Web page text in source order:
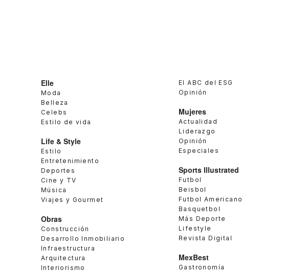
Elle
Moda
Belleza
Celebs
Estilo de vida
Life & Style
Estilo
Entretenimiento
Deportes
Cine y TV
Música
Viajes y Gourmet
Obras
Construcción
Desarrollo Inmobiliario
Infraestructura
Arquitectura
Interiorismo
El ABC del ESG
Opinión
Mujeres
Actualidad
Liderazgo
Opinión
Especiales
Sports Illustrated
Futbol
Beisbol
Futbol Americano
Basquetbol
Más Deporte
Lifestyle
Revista Digital
MexBest
Gastronomía